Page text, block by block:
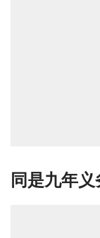
同是九年